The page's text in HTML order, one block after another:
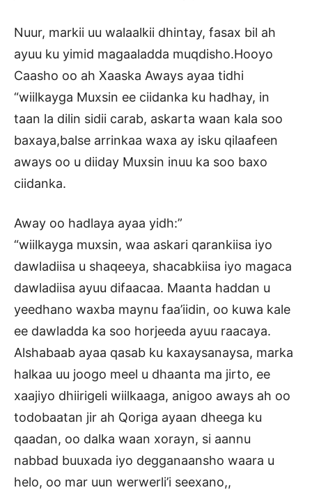
Nuur, markii uu walaalkii dhintay, fasax bil ah
ayuu ku yimid magaaladda muqdisho.Hooyo
Caasho oo ah Xaaska Aways ayaa tidhi
“wiilkayga Muxsin ee ciidanka ku hadhay, in
taan la dilin sidii carab, askarta waan kala soo
baxaya,balse arrinkaa waxa ay isku qilaafeen
aways oo u diiday Muxsin inuu ka soo baxo
ciidanka.
Away oo hadlaya ayaa yidh:”
“wiilkayga muxsin, waa askari qarankiisa iyo
dawladiisa u shaqeeya, shacabkiisa iyo magaca
dawladiisa ayuu difaacaa. Maanta haddan u
yeedhano waxba maynu faa’iidin, oo kuwa kale
ee dawladda ka soo horjeeda ayuu raacaya.
Alshabaab ayaa qasab ku kaxaysanaysa, marka
halkaa uu joogo meel u dhaanta ma jirto, ee
xaajiyo dhiirigeli wiilkaaga, anigoo aways ah oo
todobaatan jir ah Qoriga ayaan dheega ku
qaadan, oo dalka waan xorayn, si aannu
nabbad buuxada iyo degganaansho waara u
helo, oo mar uun werwerli’i seexano,,